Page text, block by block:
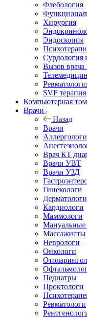
Флебология
Хирургия
Эндоскопия
Сурдология
Вызов врача
SVF терапия
Компьютерная
Врачи
Назад
Врачи
Врач КТ
Врачи УВТ
Врачи УЗД
Гинекологи
Кардиологи
Маммологи
Мануальные
Массажисты
Неврологи
Онкологи
Педиатры
Проктологи
Ревматологи